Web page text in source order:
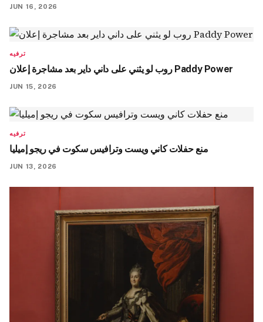
JUN 16, 2026
ترفيه
روب لو يثني على داني داير بعد مشاجرة إعلان Paddy Power
JUN 15, 2026
ترفيه
منع حفلات كاني ويست وترافيس سكوت في ريجو إميليا
JUN 13, 2026